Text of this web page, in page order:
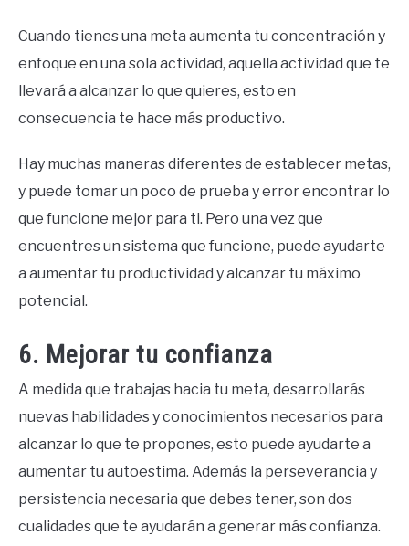
Cuando tienes una meta aumenta tu concentración y
enfoque en una sola actividad, aquella actividad que te
llevará a alcanzar lo que quieres, esto en
consecuencia te hace más productivo.
Hay muchas maneras diferentes de establecer metas,
y puede tomar un poco de prueba y error encontrar lo
que funcione mejor para ti. Pero una vez que
encuentres un sistema que funcione, puede ayudarte
a aumentar tu productividad y alcanzar tu máximo
potencial.
6. Mejorar tu confianza
A medida que trabajas hacia tu meta, desarrollarás
nuevas habilidades y conocimientos necesarios para
alcanzar lo que te propones, esto puede ayudarte a
aumentar tu autoestima. Además la perseverancia y
persistencia necesaria que debes tener, son dos
cualidades que te ayudarán a generar más confianza.